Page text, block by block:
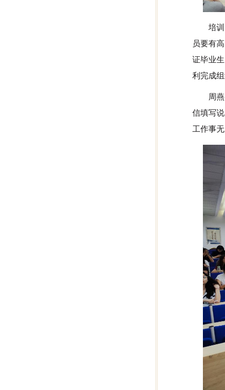
培
员要有
证毕业
利完成
周
信填写
工作事